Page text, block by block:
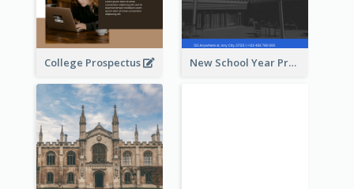
College Prospectus New School Year Prospectus